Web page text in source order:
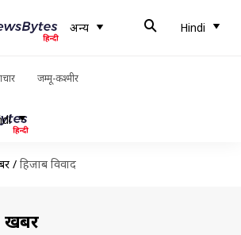
अन्य Hindi
जम्मू-कश्मीर
/ हिजाब विवाद
खबरें